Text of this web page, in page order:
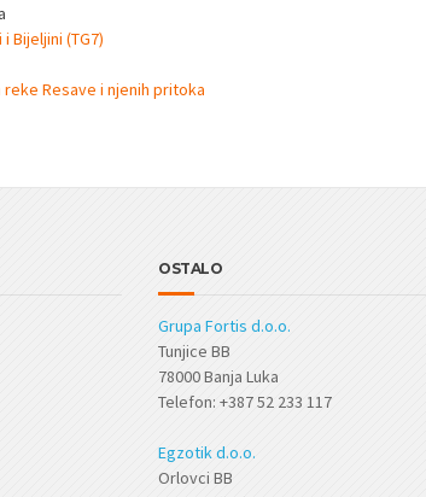
Bijeljini (TG7)
Resave i njenih pritoka
OSTALO
Grupa Fortis d.o.o.
Tunjice BB
78000 Banja Luka
Telefon: +387 52 233 117
Egzotik d.o.o.
Orlovci BB